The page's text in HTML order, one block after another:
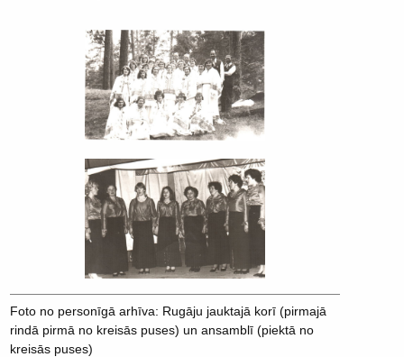
Foto no personīgā arhīva: Rugāju jauktajā korī (pirmajā
rindā pirmā no kreisās puses) un ansamblī (piektā no
kreisās puses)